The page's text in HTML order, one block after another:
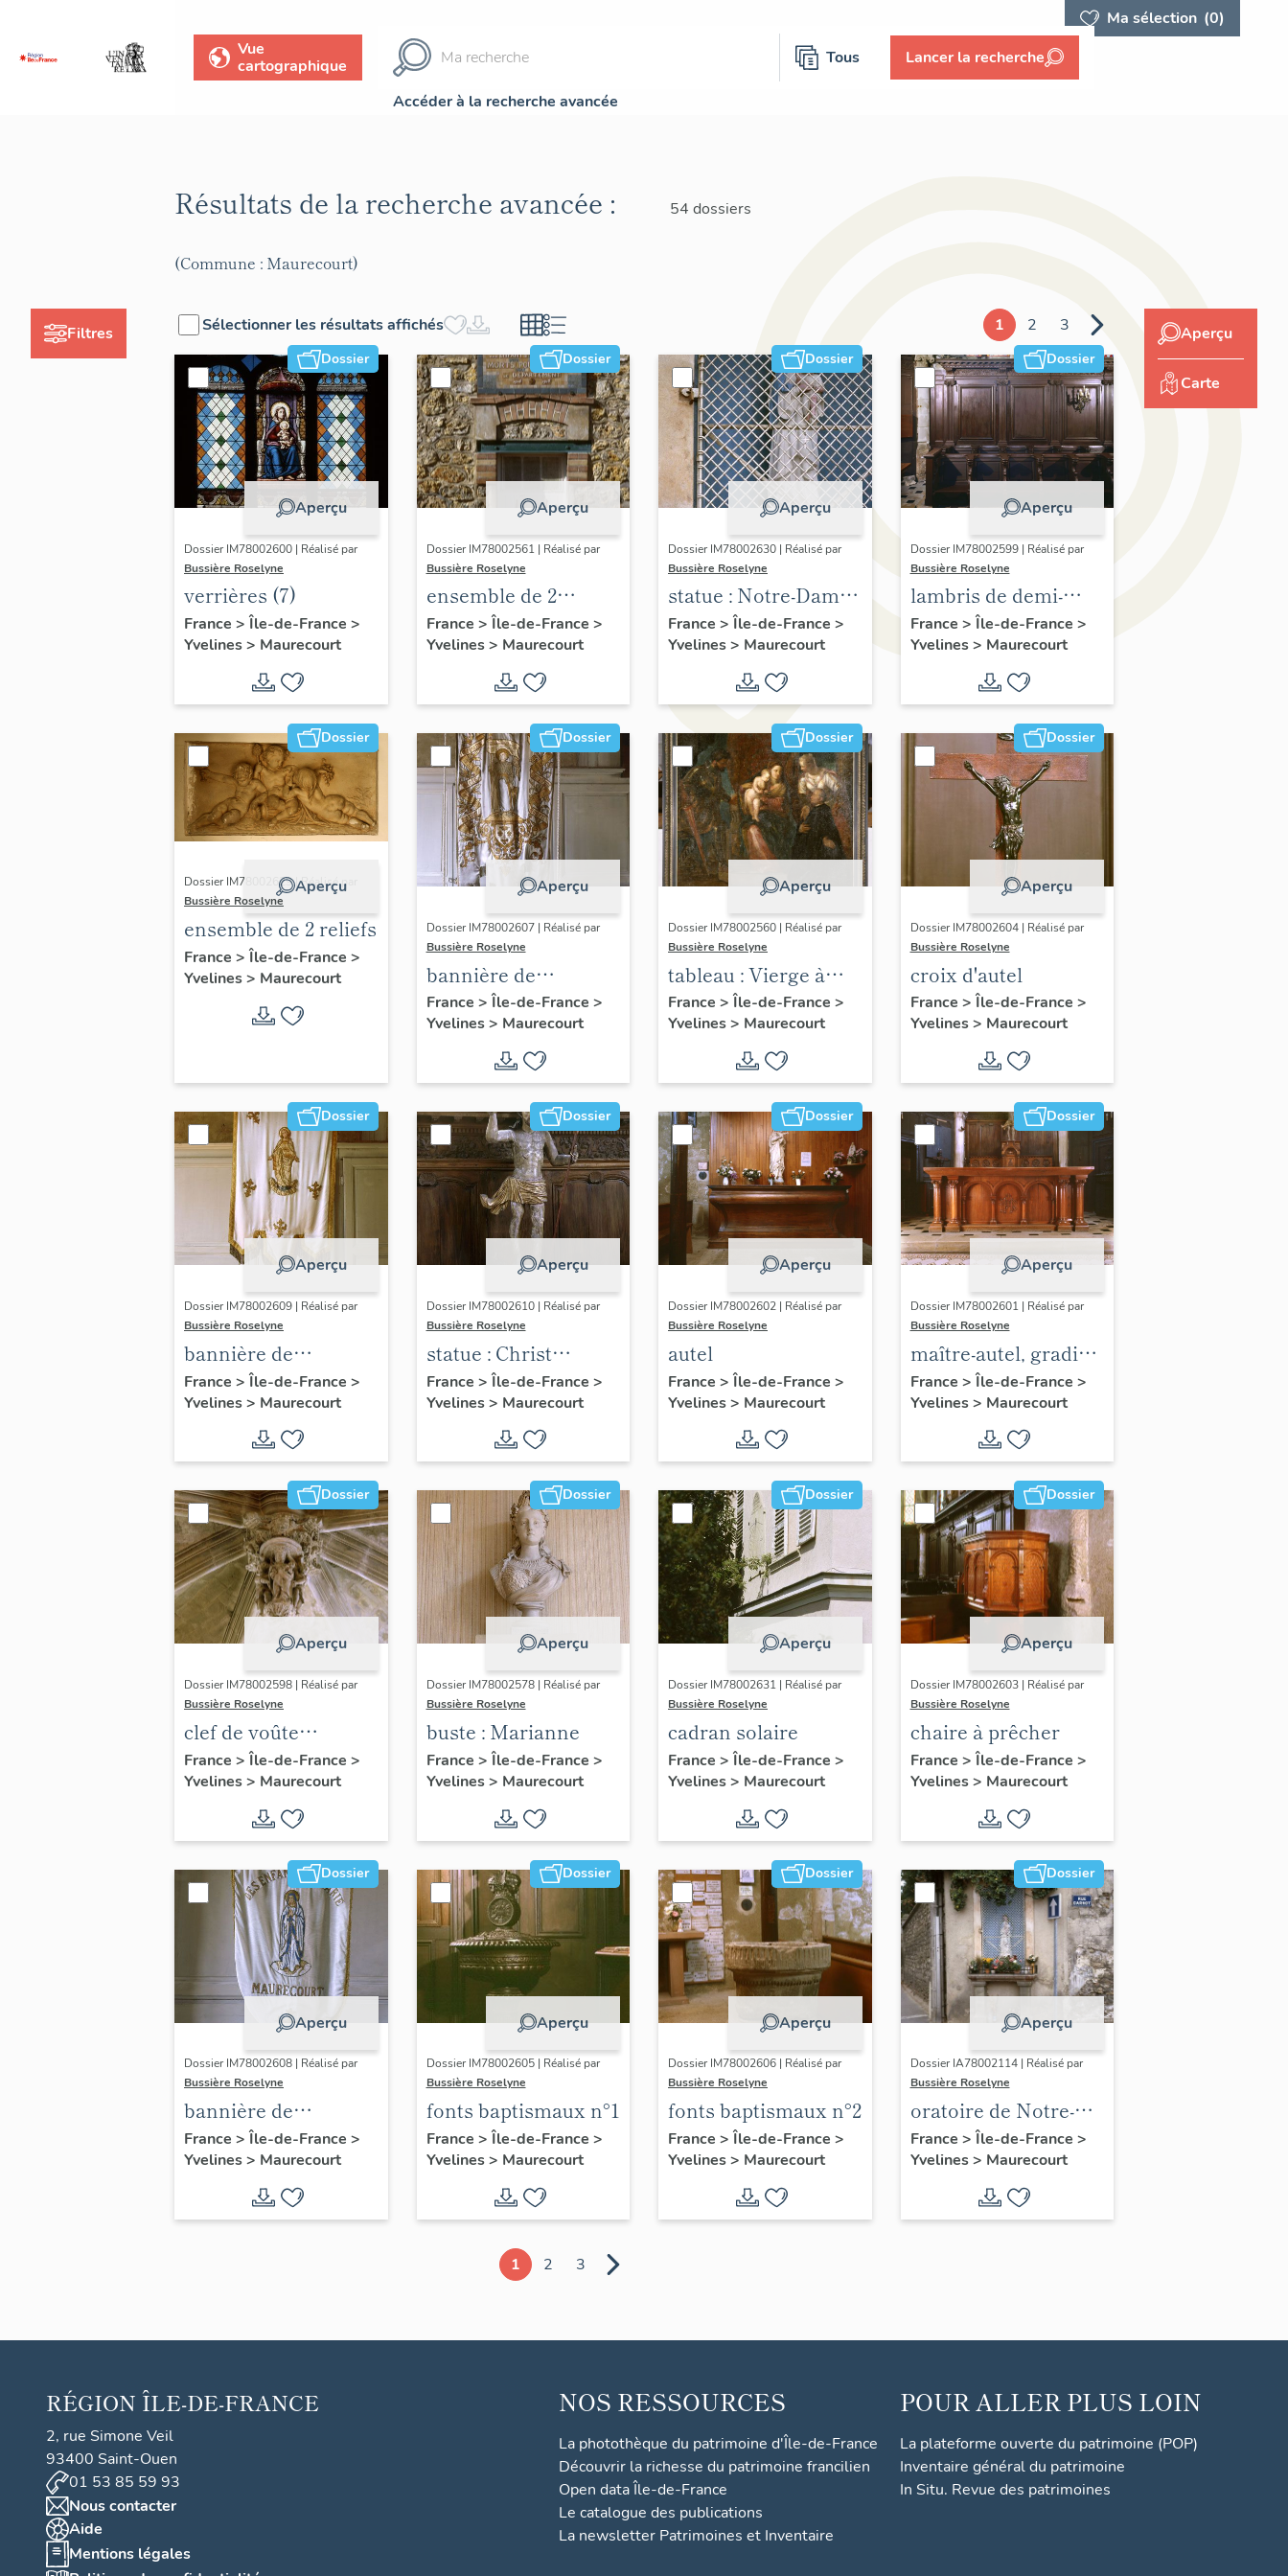
Ma sélection (0)
Vue
cartographique
Tous Lancer la recherche
Accéder à la recherche avancée
Filtres
Résultats de la recherche avancée : 54 dossiers
(Commune : Maurecourt)
Sélectionner les résultats affichés 1 2 3
Dossier
Aperçu
Dossier IM78002600 | Réalisé par
Bussière Roselyne
verrières (7)
France > Île-de-France >
Yvelines> Maurecourt
Dossier
Aperçu
Dossier IM78002561 | Réalisé par
Bussière Roselyne
ensemble de 2
plaques
commémoratives
des instituteurs de
Seine et Oise
France > Île-de-France >
Yvelines> Maurecourt
Dossier
Aperçu
Dossier IM78002630 | Réalisé par
Bussière Roselyne
statue : Notre-Dame
de Bonsecours
France > Île-de-France >
Yvelines> Maurecourt
Dossier
Aperçu
Dossier IM78002599 | Réalisé par
Bussière Roselyne
lambris de demi-
revêtement,
ensemble de 33
France > Île-de-France >
Yvelines> Maurecourt
Dossier
Aperçu
Dossier IM78002629 | Réalisé par
Bussière Roselyne
ensemble de 2 reliefs
France > Île-de-France >
Yvelines> Maurecourt
Dossier
Aperçu
Dossier IM78002607 | Réalisé par
Bussière Roselyne
bannière de
procession : Jeanne
d'Arc
France > Île-de-France >
Yvelines> Maurecourt
Dossier
Aperçu
Dossier IM78002560 | Réalisé par
Bussière Roselyne
tableau : Vierge à
l'Enfant entre sainte
Justine et saint
Georges avec un
bénédictin
France > Île-de-France >
Yvelines> Maurecourt
Dossier
Aperçu
Dossier IM78002604 | Réalisé par
Bussière Roselyne
croix d'autel
France > Île-de-France >
Yvelines> Maurecourt
Dossier
Aperçu
Dossier IM78002609 | Réalisé par
Bussière Roselyne
bannière de
procession :
Immaculée
Conception
France > Île-de-France >
Yvelines> Maurecourt
Dossier
Aperçu
Dossier IM78002610 | Réalisé par
Bussière Roselyne
statue : Christ
glorieux
France > Île-de-France >
Yvelines> Maurecourt
Dossier
Aperçu
Dossier IM78002602 | Réalisé par
Bussière Roselyne
autel
France > Île-de-France >
Yvelines> Maurecourt
Dossier
Aperçu
Dossier IM78002601 | Réalisé par
Bussière Roselyne
maître-autel, gradin
d'autel, tabernacle
France > Île-de-France >
Yvelines> Maurecourt
Dossier
Aperçu
Dossier IM78002598 | Réalisé par
Bussière Roselyne
clef de voûte
pendante : Vierge à
l'Enfant
France > Île-de-France >
Yvelines> Maurecourt
Dossier
Aperçu
Dossier IM78002578 | Réalisé par
Bussière Roselyne
buste : Marianne
France > Île-de-France >
Yvelines> Maurecourt
Dossier
Aperçu
Dossier IM78002631 | Réalisé par
Bussière Roselyne
cadran solaire
France > Île-de-France >
Yvelines> Maurecourt
Dossier
Aperçu
Dossier IM78002603 | Réalisé par
Bussière Roselyne
chaire à prêcher
France > Île-de-France >
Yvelines> Maurecourt
Dossier
Aperçu
Dossier IM78002608 | Réalisé par
Bussière Roselyne
bannière de
procession de la
congrégation des
Enfants de Marie
France > Île-de-France >
Yvelines> Maurecourt
Dossier
Aperçu
Dossier IM78002605 | Réalisé par
Bussière Roselyne
fonts baptismaux n°1
France > Île-de-France >
Yvelines> Maurecourt
Dossier
Aperçu
Dossier IM78002606 | Réalisé par
Bussière Roselyne
fonts baptismaux n°2
France > Île-de-France >
Yvelines> Maurecourt
Dossier
Aperçu
Dossier IA78002114 | Réalisé par
Bussière Roselyne
oratoire de Notre-
Dame de
Bonsecours
France > Île-de-France >
Yvelines> Maurecourt
1 2 3
Aperçu
Carte
RÉGION ÎLE-DE-FRANCE
2, rue Simone Veil
93400 Saint-Ouen
01 53 85 59 93
Nous contacter
Aide
Mentions légales
NOS RESSOURCES
La photothèque du patrimoine d'Île-de-France
Découvrir la richesse du patrimoine francilien
Open data Île-de-France
Le catalogue des publications
La newsletter Patrimoines et Inventaire
POUR ALLER PLUS LOIN
La plateforme ouverte du patrimoine (POP)
Inventaire général du patrimoine
In Situ. Revue des patrimoines